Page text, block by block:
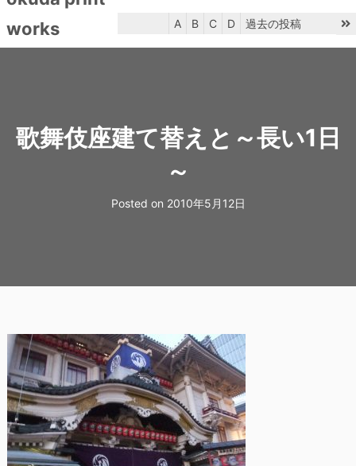
works
A B C D 過去の投稿
歌舞伎座建て替えと～長い1日
～
Posted on 2010年5月12日